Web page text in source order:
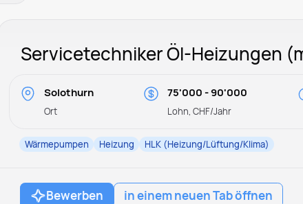
Servicetechniker Öl-Heizungen
Solothurn
Ort
75'000 - 90'000
Lohn, CHF/Jahr
Wärmepumpen Heizung HLK (Heizung/Lüftung/Klima)
Bewerben in einem neuen Tab öffnen